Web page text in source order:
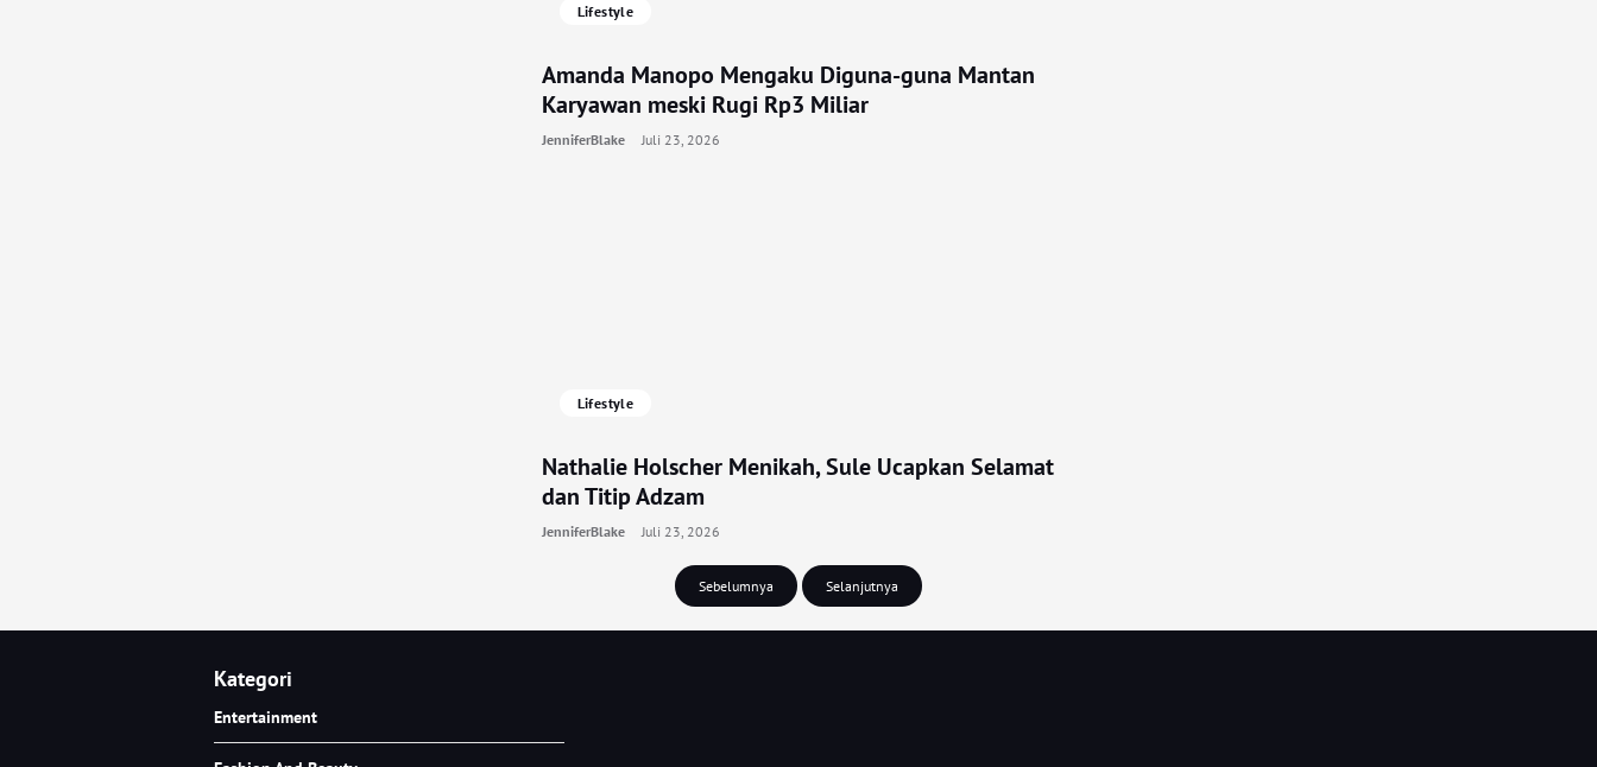
Lifestyle
Amanda Manopo Mengaku Diguna-guna Mantan
Karyawan meski Rugi Rp3 Miliar
JenniferBlake Juli 23, 2026
Lifestyle
Nathalie Holscher Menikah, Sule Ucapkan Selamat
dan Titip Adzam
JenniferBlake Juli 23, 2026
Sebelumnya Selanjutnya
Kategori
Entertainment